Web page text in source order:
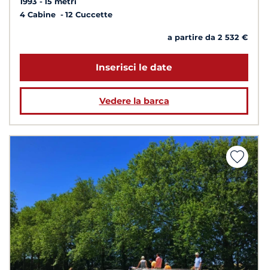
4 Cabine
12 Cuccette
a partire da 2 532 €
Inserisci le date
Vedere la barca